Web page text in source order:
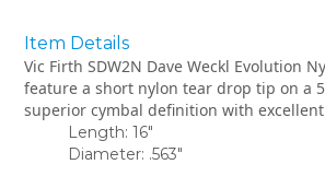
Item Details
Vic Firth SDW2N Dave Weckl Evolution
feature a short nylon tear drop tip on a
superior cymbal definition with
Length: 16"
Diameter: .563"